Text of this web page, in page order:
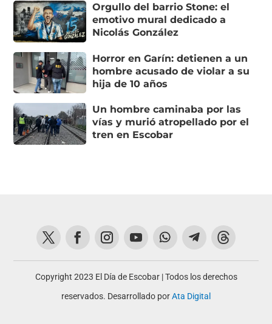
Orgullo del barrio Stone: el
emotivo mural dedicado a
Nicolás González
Horror en Garín: detienen a un
hombre acusado de violar a su
hija de 10 años
Un hombre caminaba por las
vías y murió atropellado por el
tren en Escobar
Copyright 2023 El Día de Escobar | Todos los derechos
reservados. Desarrollado porAta Digital